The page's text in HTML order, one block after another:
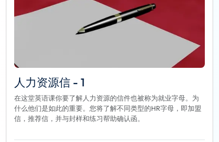
人力资源信 - 1
在这堂英语课你要了解人力资源的信件也被称为就业字母。为
什么他们是如此的重要。您将了解不同类型的HR字母，即加盟
信，推荐信，并与封样和练习帮助确认函。